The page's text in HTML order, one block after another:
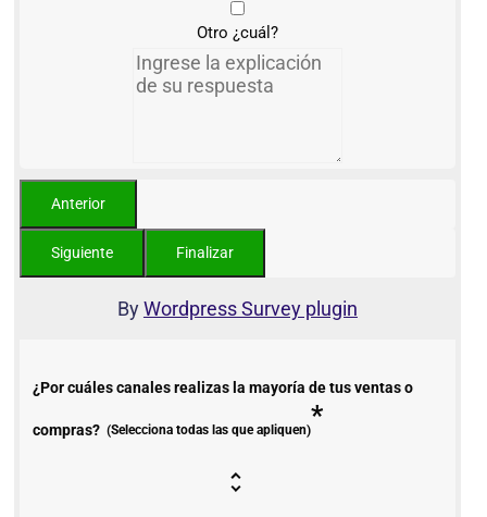
Otro ¿cuál?
ByWordpress Survey plugin
¿Por cuáles canales realizas la mayoría de tus ventas o
compras? (Selecciona todas las que apliquen)*